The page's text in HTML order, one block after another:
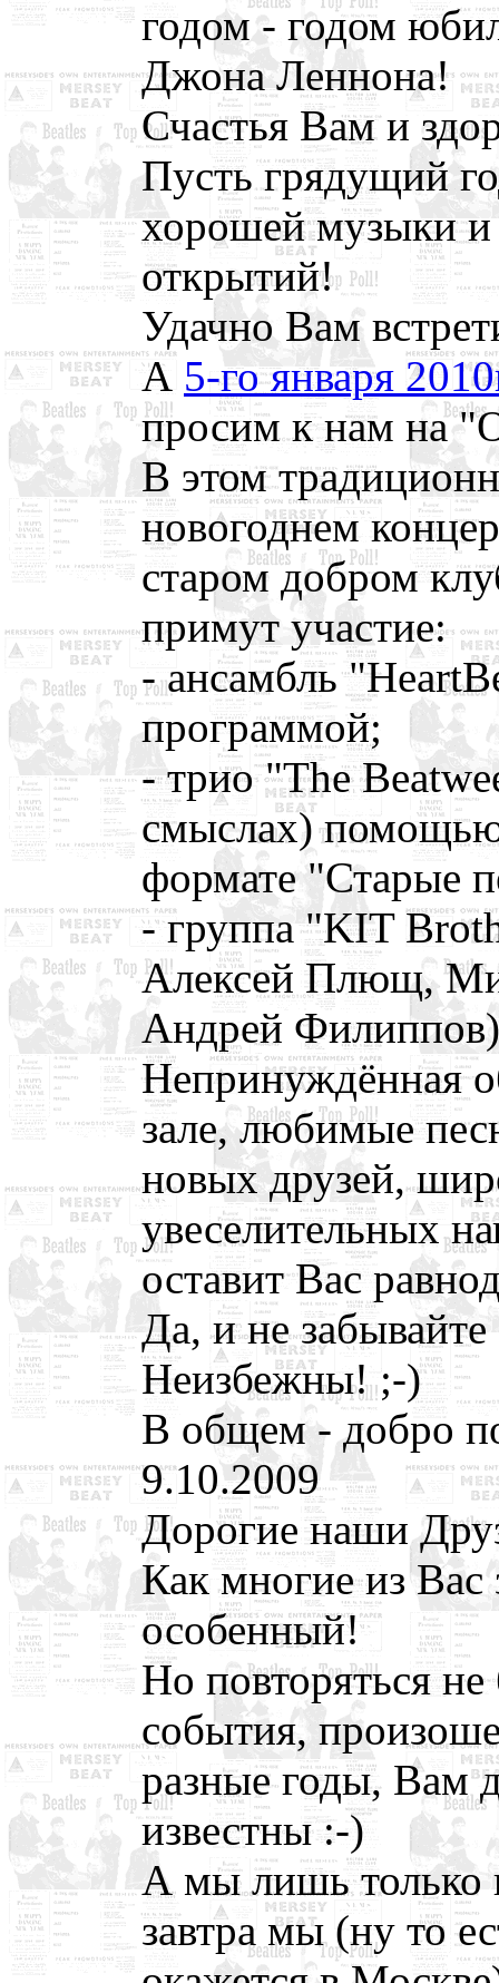
годом - годом
Джона Леннона!
Счастья Вам и
Пусть грядущий
хорошей музыки и
открытий!
Удачно Вам
А 5-го января
просим к нам на
В этом
новогоднем
старом добром
примут участие:
- ансамбль
программой;
- трио "The
смыслах)
формате "Старые
- группа "KIT
Алексей Плющ,
Андрей
Непринуждённая
зале, любимые
новых друзей,
увеселительных
оставит Вас
Да, и не
Неизбежны! ;-)
В общем - добро
9.10.2009
Дорогие наши
Как многие из Вас
особенный!
Но повторяться
события,
разные годы, Вам
известны :-)
А мы лишь только
завтра мы (ну то